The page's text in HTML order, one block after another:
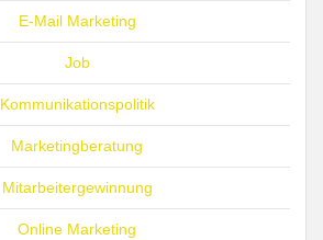
E-Mail Marketing
Job
Kommunikationspolitik
Marketingberatung
Mitarbeitergewinnung
Online Marketing